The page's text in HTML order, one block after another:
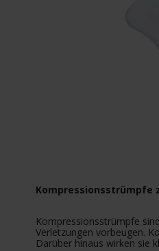
Kompressionsstrümpfe
Kompressionsstrümpfe
Verletzungen vorbeugen.
Darüber hinaus wirken sie